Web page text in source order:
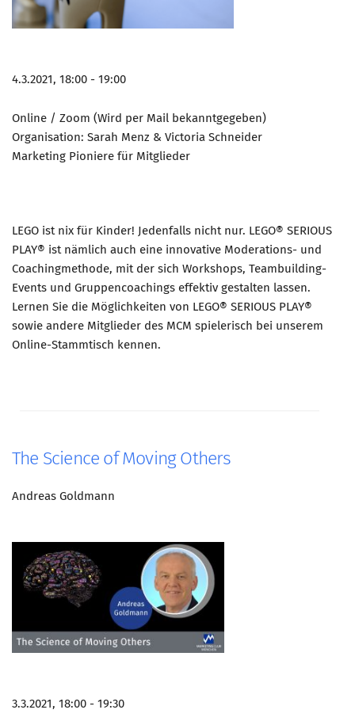
4.3.2021, 18:00 - 19:00
Online / Zoom (Wird per Mail bekanntgegeben)
Organisation: Sarah Menz & Victoria Schneider
Marketing Pioniere für Mitglieder
LEGO ist nix für Kinder! Jedenfalls nicht nur. LEGO® SERIOUS
PLAY® ist nämlich auch eine innovative Moderations- und
Coachingmethode, mit der sich Workshops, Teambuilding-
Events und Gruppencoachings effektiv gestalten lassen.
Lernen Sie die Möglichkeiten von LEGO® SERIOUS PLAY®
sowie andere Mitglieder des MCM spielerisch bei unserem
Online-Stammtisch kennen.
The Science of Moving Others
Andreas Goldmann
3.3.2021, 18:00 - 19:30